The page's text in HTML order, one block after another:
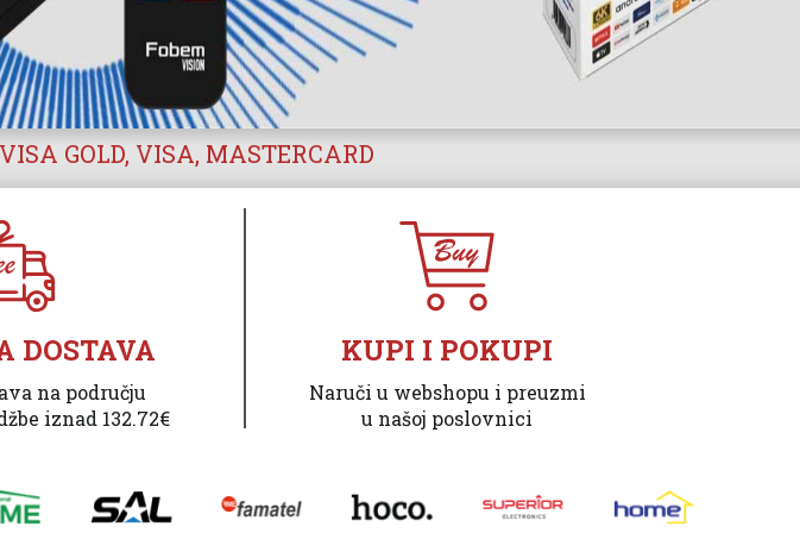
GOLD, VISA, MASTERCARD
DOSTAVA
na području
iznad 132.72€
KUPI I POKUPI
Naruči u webshopu i preuzmi
u našoj poslovnici